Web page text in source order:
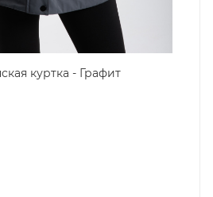
куртка - Графит